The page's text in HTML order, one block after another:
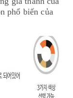
phổ biến của